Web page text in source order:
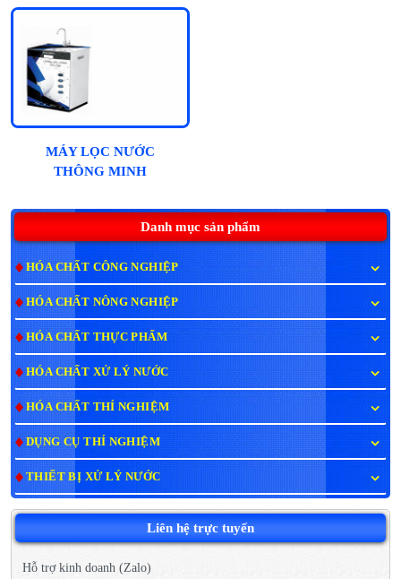
Danh mục sản phẩm
HÓA CHẤT CÔNG NGHIỆP
HÓA CHẤT NÔNG NGHIỆP
HÓA CHẤT THỰC PHẨM
HÓA CHẤT XỬ LÝ NƯỚC
HÓA CHẤT THÍ NGHIỆM
DỤNG CỤ THÍ NGHIỆM
THIẾT BỊ XỬ LÝ NƯỚC
Liên hệ trực tuyến
Hỗ trợ kinh doanh (Zalo)
MÁY LỌC NƯỚC
THÔNG MINH
10 CẤP - CAO CẤP